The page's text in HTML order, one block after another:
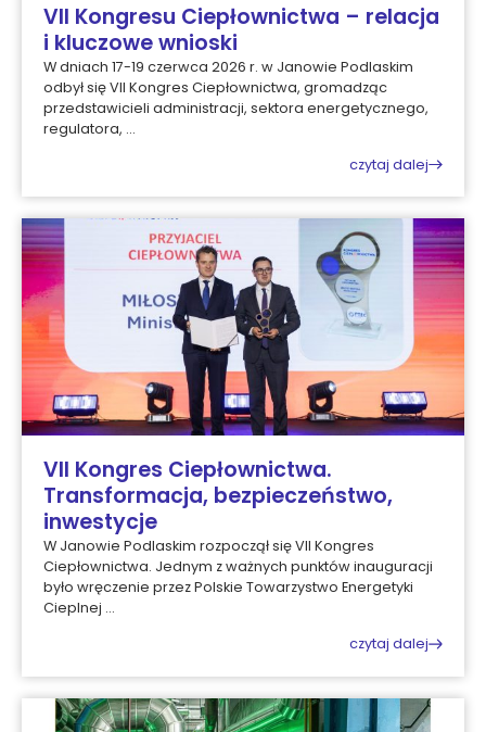
VII Kongresu Ciepłownictwa – relacja
i kluczowe wnioski
W dniach 17-19 czerwca 2026 r. w Janowie Podlaskim
odbył się VII Kongres Ciepłownictwa, gromadząc
przedstawicieli administracji, sektora energetycznego,
regulatora, ...
czytaj dalej
VII Kongres Ciepłownictwa.
Transformacja, bezpieczeństwo,
inwestycje
W Janowie Podlaskim rozpoczął się VII Kongres
Ciepłownictwa. Jednym z ważnych punktów inauguracji
było wręczenie przez Polskie Towarzystwo Energetyki
Cieplnej ...
czytaj dalej